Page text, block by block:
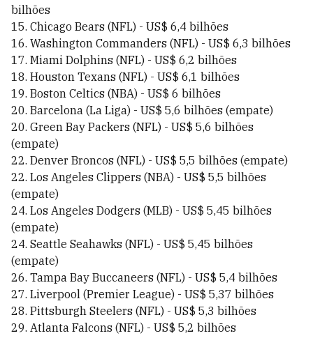
bilhões
15. Chicago Bears (NFL) - US$ 6,4 bilhões
16. Washington Commanders (NFL) - US$ 6,3 bilhões
17. Miami Dolphins (NFL) - US$ 6,2 bilhões
18. Houston Texans (NFL) - US$ 6,1 bilhões
19. Boston Celtics (NBA) - US$ 6 bilhões
20. Barcelona (La Liga) - US$ 5,6 bilhões (empate)
20. Green Bay Packers (NFL) - US$ 5,6 bilhões
(empate)
22. Denver Broncos (NFL) - US$ 5,5 bilhões (empate)
22. Los Angeles Clippers (NBA) - US$ 5,5 bilhões
(empate)
24. Los Angeles Dodgers (MLB) - US$ 5,45 bilhões
(empate)
24. Seattle Seahawks (NFL) - US$ 5,45 bilhões
(empate)
26. Tampa Bay Buccaneers (NFL) - US$ 5,4 bilhões
27. Liverpool (Premier League) - US$ 5,37 bilhões
28. Pittsburgh Steelers (NFL) - US$ 5,3 bilhões
29. Atlanta Falcons (NFL) - US$ 5,2 bilhões